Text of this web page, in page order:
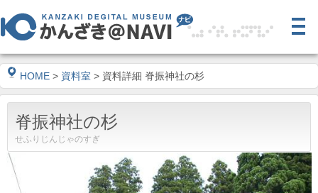
HOME > 資料室 > 資料詳細 脊振神社の杉
脊振神社の杉
せふりじんじゃのすぎ